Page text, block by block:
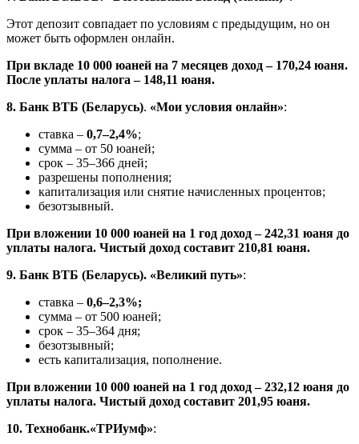
Этот депозит совпадает по условиям с предыдущим, но он
может быть оформлен онлайн.
При вкладе 10 000 юаней на 7 месяцев доход – 170,24 юаня.
После уплаты налога – 148,11 юаня.
8. Банк ВТБ (Беларусь). «Мои условия онлайн»:
ставка – 0,7–2,4%;
сумма – от 50 юаней;
срок – 35–366 дней;
разрешены пополнения;
капитализация или снятие начисленных процентов;
безотзывный.
При вложении 10 000 юаней на 1 год доход – 242,31 юаня до
уплаты налога. Чистый доход составит 210,81 юаня.
9. Банк ВТБ (Беларусь). «Великий путь»:
ставка – 0,6–2,3%;
сумма – от 500 юаней;
срок – 35–364 дня;
безотзывный;
есть капитализация, пополнение.
При вложении 10 000 юаней на 1 год доход – 232,12 юаня до
уплаты налога. Чистый доход составит 201,95 юаня.
10. Технобанк.«ТРИумф»: